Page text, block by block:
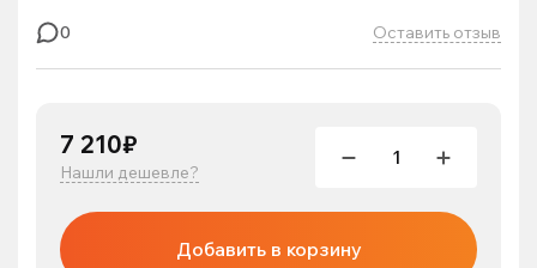
0 Оставить отзыв
7 210₽
Нашли дешевле?
Добавить в корзину